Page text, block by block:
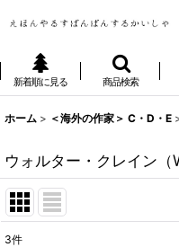
新着順に見る 商品検索
ホーム > ＜海外の作家＞ C・D・E
ウォルター・クレイン（
3件